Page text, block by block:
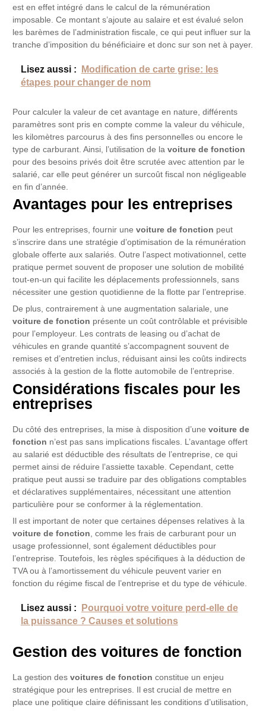
est en effet intégré dans le calcul de la rémunération
imposable. Ce montant s’ajoute au salaire et est évalué selon
les barèmes de l’administration fiscale, ce qui peut influer sur la
tranche d’imposition du bénéficiaire et donc sur son net à payer.
Lisez aussi :
Modification de carte grise: les
étapes pour changer de nom
Pour calculer la valeur de cet avantage en nature, différents
paramètres sont pris en compte comme la valeur du véhicule,
les kilomètres parcourus à des fins personnelles ou encore le
type de carburant. Ainsi, l’utilisation de lavoiture de fonction
pour des besoins privés doit être scrutée avec attention par le
salarié, car elle peut générer un surcoût fiscal non négligeable
en fin d’année.
Avantages pour les entreprises
Pour les entreprises, fournir unevoiture de fonction peut
s’inscrire dans une stratégie d’optimisation de la rémunération
globale offerte aux salariés. Outre l’aspect motivationnel, cette
pratique permet souvent de proposer une solution de mobilité
tout-en-un qui facilite les déplacements professionnels, sans
nécessiter une gestion quotidienne de la flotte par l’entreprise.
De plus, contrairement à une augmentation salariale, une
voiture de fonction présente un coût contrôlable et prévisible
pour l’employeur. Les contrats de leasing ou d’achat de
véhicules en grande quantité s’accompagnent souvent de
remises et d’entretien inclus, réduisant ainsi les coûts indirects
associés à la gestion de la flotte automobile de l’entreprise.
Considérations fiscales pour les
entreprises
Du côté des entreprises, la mise à disposition d’unevoiture de
fonction n’est pas sans implications fiscales. L’avantage offert
au salarié est déductible des résultats de l’entreprise, ce qui
permet ainsi de réduire l’assiette taxable. Cependant, cette
pratique peut aussi se traduire par des obligations comptables
et déclaratives supplémentaires, nécessitant une attention
particulière pour se conformer à la réglementation.
Il est important de noter que certaines dépenses relatives à la
voiture de fonction , comme les frais de carburant pour un
usage professionnel, sont également déductibles pour
l’entreprise. Toutefois, les règles spécifiques à la déduction de
TVA ou à l’amortissement du véhicule peuvent varier en
fonction du régime fiscal de l’entreprise et du type de véhicule.
Lisez aussi :
Pourquoi votre voiture perd-elle de
la puissance ? Causes et solutions
Gestion des voitures de fonction
La gestion desvoitures de fonction constitue un enjeu
stratégique pour les entreprises. Il est crucial de mettre en
place une politique claire définissant les conditions d’utilisation,